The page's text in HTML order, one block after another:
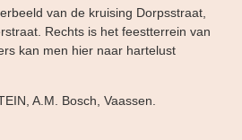
van de kruising Dorpsstraat,
Rechts is het feestterrein van
kan men hier naar hartelust
A.M. Bosch, Vaassen.